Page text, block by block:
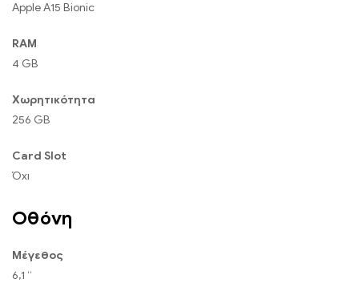
Apple A15 Bionic
RAM
4 GB
Χωρητικότητα
256 GB
Card Slot
Όχι
Οθόνη
Μέγεθος
6,1 “